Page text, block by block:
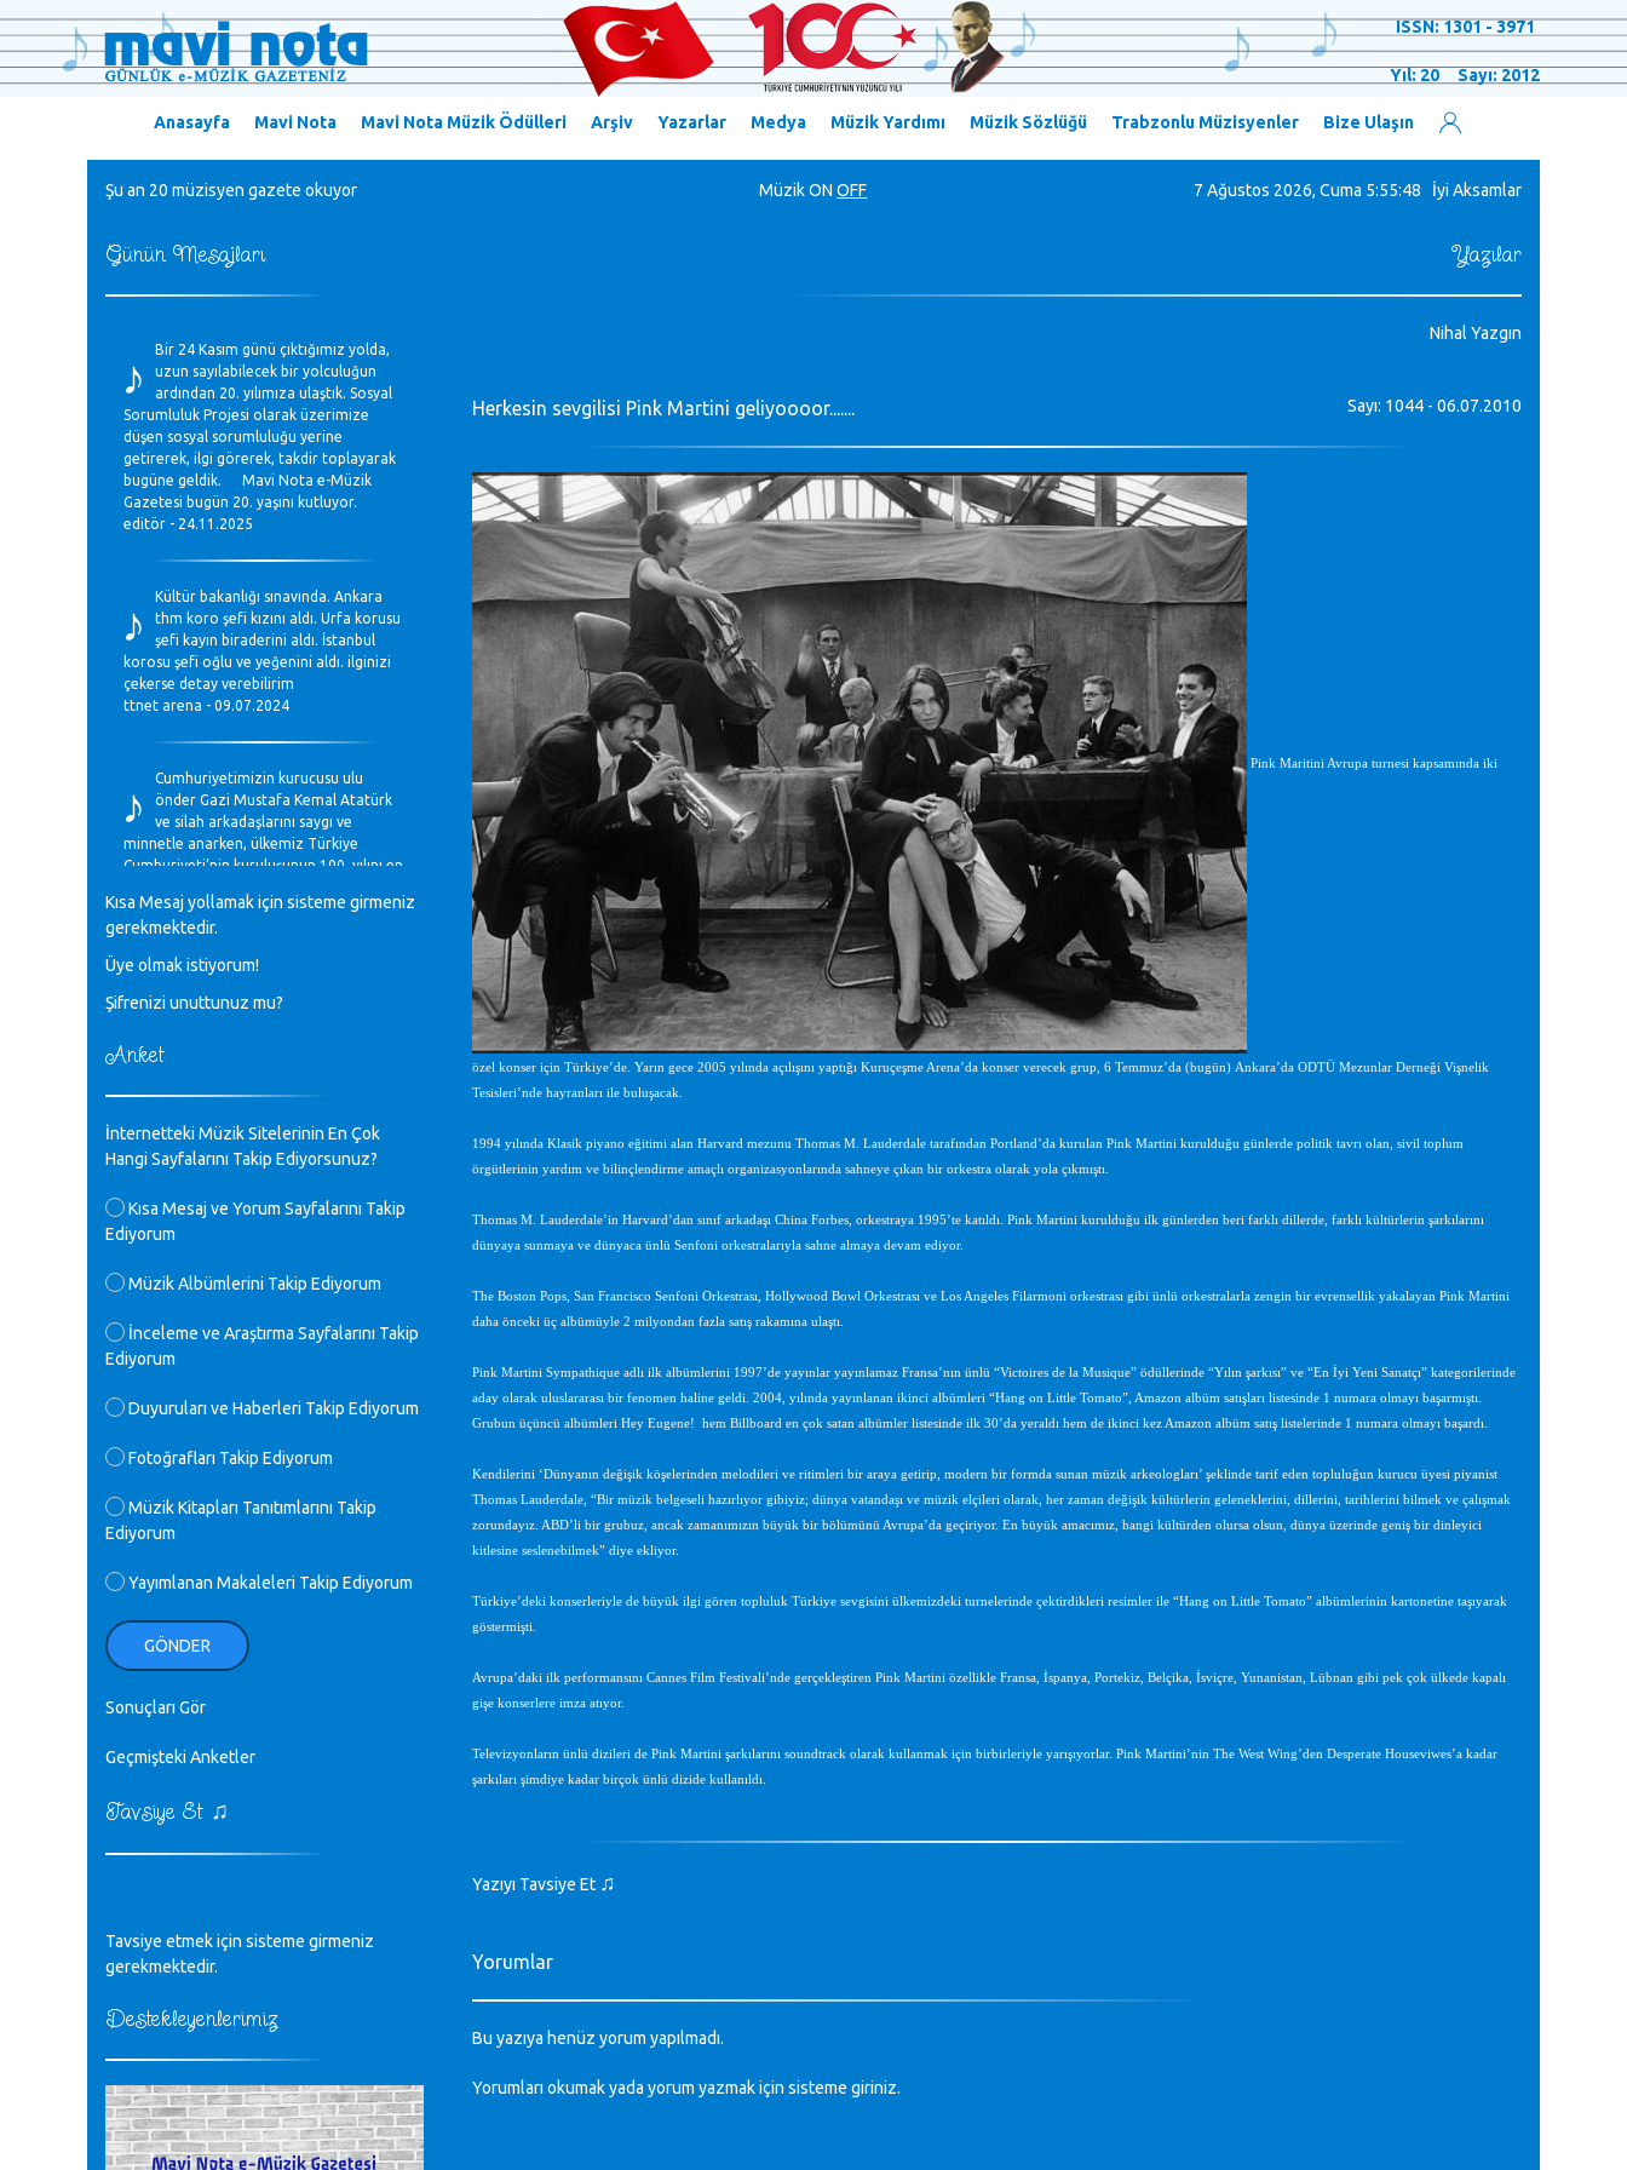
ISSN: 1301 - 3971
Yıl: 20 Sayı: 2012
Anasayfa Mavi Nota Mavi Nota Müzik Ödülleri Arşiv Yazarlar Medya Müzik Yardımı Müzik Sözlüğü Trabzonlu Müzisyenler Bize Ulaşın
Şu an 20 müzisyen gazete okuyor MüzikON OFF 7 Ağustos 2026, Cuma 5:55:49 İyi Aksamlar
Günün Mesajları
♪
Bir 24 Kasım günü çıktığımız yolda,
uzun sayılabilecek bir yolculuğun
ardından 20. yılımıza ulaştık. Sosyal
Sorumluluk Projesi olarak üzerimize
düşen sosyal sorumluluğu yerine
getirerek, ilgi görerek, takdir toplayarak
bugüne geldik. Mavi Nota e-Müzik
Gazetesi bugün 20. yaşını kutluyor.
editör - 24.11.2025
♪
Kültür bakanlığı sınavında. Ankara
thm koro şefi kızını aldı. Urfa korusu
şefi kayın biraderini aldı. İstanbul
korosu şefi oğlu ve yeğenini aldı. ilginizi
çekerse detay verebilirim
ttnet arena - 09.07.2024
♪
Cumhuriyetimizin kurucusu ulu
önder Gazi Mustafa Kemal Atatürk
ve silah arkadaşlarını saygı ve
minnetle anarken, ülkemiz Türkiye
Cumhuriyeti’nin kuruluşunun 100. yılını en
Mavi Nota - 28.10.2023
♪
Müzik Bölümlerinin Eğitim
Gülşah Sargın Kaptaş - 28.10.2023
♪
Mavi Nota - 07.02.2023
♪
30 yıl sonra karşılaşmak çok güzel
Kurtuluş, teveccüh etmişsin çok
verirsen sevinirim, selamlar, sevgiler.
♪
yıllarımda özel radyo yayıncılığı
ödülüne layık görülmüştüm evde yıllar
arayayım dediğimde ikinci büyük şoku
yaşadım 1994 de verdiği ödülü değerli
hocam arşivinde fotoğraf larımız ile
emek emeği geçen herkese en derin
ellerinden benim için öpün.
Kurtuluş Çelebi - 07.01.2023
♪
Mavi Nota - 24.11.2022
♪
Biliyorum Cüneyt bey, yazımda da
♪
sayın müfit bey bilgilerinizi kontrol
edi 6440 sayılı cso kurulrş kanununda
Kısa Mesaj yollamak için sisteme girmeniz
gerekmektedir.
Üye olmak istiyorum!
Şifrenizi unuttunuz mu?
Anket
İnternetteki Müzik Sitelerinin En Çok
Hangi Sayfalarını Takip Ediyorsunuz?
Kısa Mesaj ve Yorum Sayfalarını Takip
Ediyorum
Müzik Albümlerini Takip Ediyorum
İnceleme ve Araştırma Sayfalarını Takip
Ediyorum
Duyuruları ve Haberleri Takip Ediyorum
Fotoğrafları Takip Ediyorum
Müzik Kitapları Tanıtımlarını Takip
Ediyorum
Yayımlanan Makaleleri Takip Ediyorum
GÖNDER
Sonuçları Gör
Geçmişteki Anketler
Tavsiye Et ♫
Tavsiye etmek için sisteme girmeniz
gerekmektedir.
Destekleyenlerimiz
Yazılar
Nihal Yazgın
Herkesin sevgilisi Pink Martini geliyoooor....... Sayı: 1044 - 06.07.2010
Pink Maritini Avrupa turnesi kapsamında iki
özel konser için Türkiye’de. Yarın gece 2005 yılında açılışını yaptığı Kuruçeşme Arena’da konser verecek grup, 6 Temmuz’da (bugün) Ankara’da ODTÜ Mezunlar Derneği Vişnelik
Tesisleri’nde hayranları ile buluşacak.
1994 yılında Klasik piyano eğitimi alan Harvard mezunu Thomas M. Lauderdale tarafından Portland’da kurulan Pink Martini kurulduğu günlerde politik tavrı olan, sivil toplum
örgütlerinin yardım ve bilinçlendirme amaçlı organizasyonlarında sahneye çıkan bir orkestra olarak yola çıkmıştı.
Thomas M. Lauderdale’in Harvard’dan sınıf arkadaşı China Forbes, orkestraya 1995’te katıldı. Pink Martini kurulduğu ilk günlerden beri farklı dillerde, farklı kültürlerin şarkılarını
dünyaya sunmaya ve dünyaca ünlü Senfoni orkestralarıyla sahne almaya devam ediyor.
The Boston Pops, San Francisco Senfoni Orkestrası, Hollywood Bowl Orkestrası ve Los Angeles Filarmoni orkestrası gibi ünlü orkestralarla zengin bir evrensellik yakalayan Pink Martini
daha önceki üç albümüyle 2 milyondan fazla satış rakamına ulaştı.
Pink Martini Sympathique adlı ilk albümlerini 1997’de yayınlar yayınlamaz Fransa’nın ünlü “Victoires de la Musique” ödüllerinde “Yılın şarkısı” ve “En İyi Yeni Sanatçı” kategorilerinde
aday olarak uluslararası bir fenomen haline geldi. 2004, yılında yayınlanan ikinci albümleri “Hang on Little Tomato”, Amazon albüm satışları listesinde 1 numara olmayı başarmıştı.
Grubun üçüncü albümleri Hey Eugene! hem Billboard en çok satan albümler listesinde ilk 30’da yeraldı hem de ikinci kez Amazon albüm satış listelerinde 1 numara olmayı başardı.
Kendilerini ‘Dünyanın değişik köşelerinden melodileri ve ritimleri bir araya getirip, modern bir formda sunan müzik arkeologları’ şeklinde tarif eden topluluğun kurucu üyesi piyanist
Thomas Lauderdale, “Bir müzik belgeseli hazırlıyor gibiyiz; dünya vatandaşı ve müzik elçileri olarak, her zaman değişik kültürlerin geleneklerini, dillerini, tarihlerini bilmek ve çalışmak
zorundayız. ABD’li bir grubuz, ancak zamanımızın büyük bir bölümünü Avrupa’da geçiriyor. En büyük amacımız, hangi kültürden olursa olsun, dünya üzerinde geniş bir dinleyici
kitlesine seslenebilmek” diye ekliyor.
Türkiye’deki konserleriyle de büyük ilgi gören topluluk Türkiye sevgisini ülkemizdeki turnelerinde çektirdikleri resimler ile “Hang on Little Tomato” albümlerinin kartonetine taşıyarak
göstermişti.
Avrupa’daki ilk performansını Cannes Film Festivali’nde gerçekleştiren Pink Martini özellikle Fransa, İspanya, Portekiz, Belçika, İsviçre, Yunanistan, Lübnan gibi pek çok ülkede kapalı
gişe konserlere imza atıyor.
Televizyonların ünlü dizileri de Pink Martini şarkılarını soundtrack olarak kullanmak için birbirleriyle yarışıyorlar. Pink Martini’nin The West Wing’den Desperate Houseviwes’a kadar
şarkıları şimdiye kadar birçok ünlü dizide kullanıldı.
Yazıyı Tavsiye Et ♫
Yorumlar
Bu yazıya henüz yorum yapılmadı.
Yorumları okumak yada yorum yazmak için sisteme giriniz.